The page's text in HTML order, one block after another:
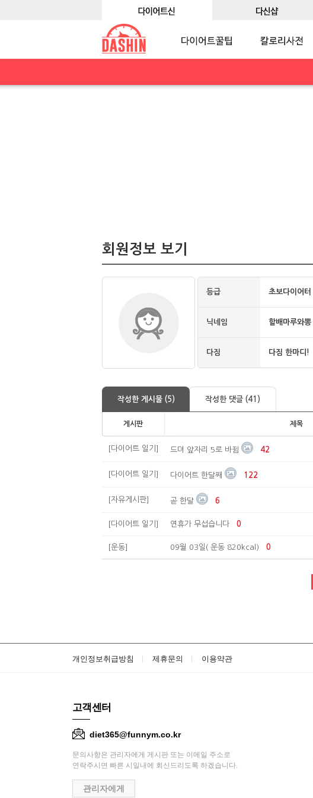
회원정보 보기
등급 초보다이어터
닉네임 할배마루와뽕
다짐 다짐 한마디!
작성한 게시물 (5) 작성한 댓글 (41)
게시판 제목
[다이어트 일기] 드뎌 앞자리 5로 바뀜 42
[다이어트 일기] 다이어트 한달째 122
[자유게시판] 곧 한달 6
[다이어트 일기] 연휴가 무섭습니다 0
[운동] 09월 03일( 운동 820kcal) 0
개인정보취급방침 제휴문의 이용약관
고객센터
diet365@funnym.co.kr
문의사항은 관리자에게 게시판 또는 이메일 주소로
연락주시면 빠른 시일내에 회신드리도록 하겠습니다.
관리자에게